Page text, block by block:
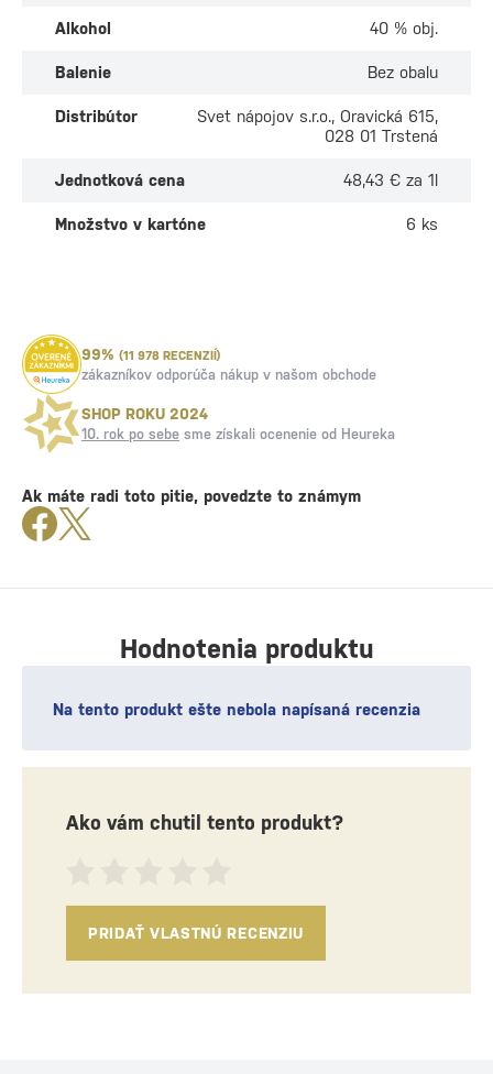
Alkohol 40 % obj.
Balenie Bez obalu
Distribútor
Svet nápojov s.r.o., Oravická 615,
028 01 Trstená
Jednotková cena 48,43 € za 1l
Množstvo v kartóne 6 ks
Hodnotenia produktu
Na tento produkt ešte nebola napísaná recenzia
Ako vám chutil tento produkt?
PRIDAŤ VLASTNÚ RECENZIU
99% (11 978 RECENZIÍ)
zákazníkov odporúča nákup v našom obchode
SHOP ROKU 2024
10. rok po sebe sme získali ocenenie od Heureka
Ak máte radi toto pitie, povedzte to známym